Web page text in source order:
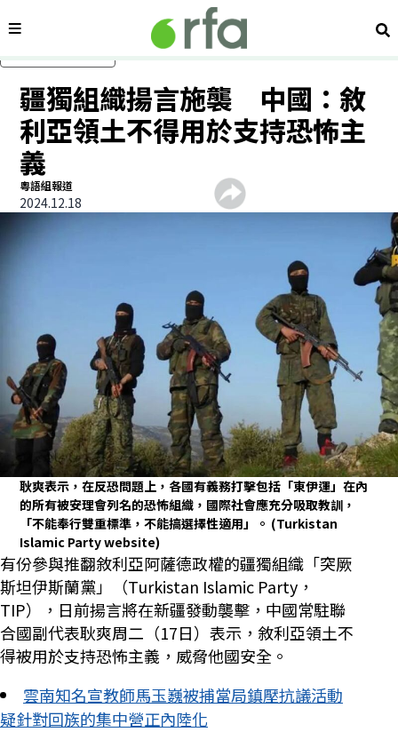
內容分類 搜
疆獨組織揚言施襲 中國：敘
利亞領土不得用於支持恐怖主
義
粵語組報道
2024.12.18
耿爽表示，在反恐問題上，各國有義務打擊包括「東伊運」在內
的所有被安理會列名的恐怖組織，國際社會應充分吸取教訓，
「不能奉行雙重標準，不能搞選擇性適用」。 (Turkistan
Islamic Party website)
有份參與推翻敘利亞阿薩德政權的疆獨組織「突厥
斯坦伊斯蘭黨」（Turkistan Islamic Party，
TIP），日前揚言將在新疆發動襲擊，中國常駐聯
合國副代表耿爽周二（17日）表示，敘利亞領土不
得被用於支持恐怖主義，威脅他國安全。
雲南知名宣教師馬玉巍被捕當局鎮壓抗議活動
疑針對回族的集中營正內陸化